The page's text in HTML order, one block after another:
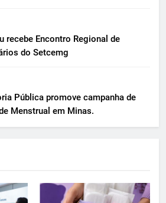
recebe Encontro Regional de
do Setcemg
Pública promove campanha de
Menstrual em Minas.